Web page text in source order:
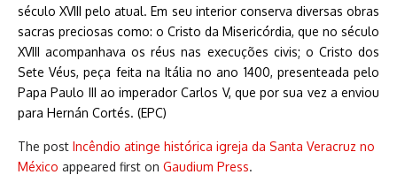
século XVIII pelo atual. Em seu interior conserva diversas obras
sacras preciosas como: o Cristo da Misericórdia, que no século
XVIII acompanhava os réus nas execuções civis; o Cristo dos
Sete Véus, peça feita na Itália no ano 1400, presenteada pelo
Papa Paulo III ao imperador Carlos V, que por sua vez a enviou
para Hernán Cortés. (EPC)
The post Incêndio atinge histórica igreja da Santa Veracruz no
México appeared first on Gaudium Press.